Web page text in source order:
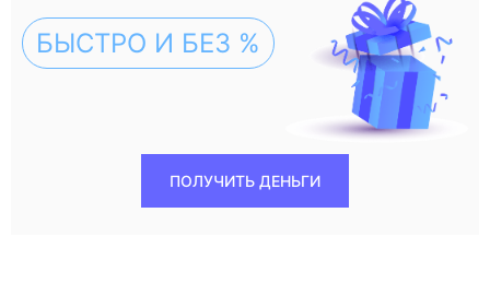
БЫСТРО И БЕЗ %
ПОЛУЧИТЬ ДЕНЬГИ